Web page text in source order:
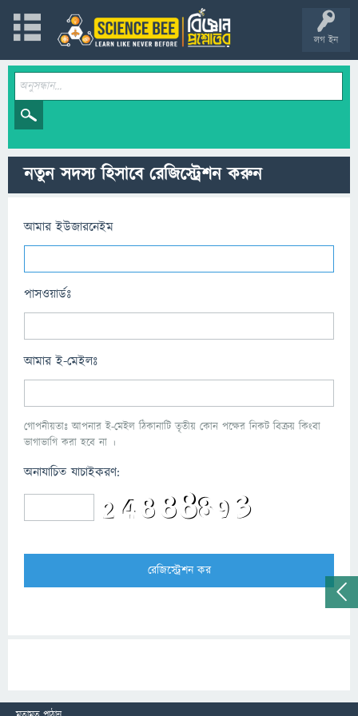
লগ ইন
নতুন সদস্য হিসাবে রেজিস্ট্রেশন করুন
আমার ইউজারনেইম
পাসওয়ার্ডঃ
আমার ই-মেইলঃ
গোপনীয়তাঃ আপনার ই-মেইল ঠিকানাটি তৃতীয় কোন পক্ষের নিকট বিক্রয় কিংবা
ভাগাভাগি করা হবে না ।
অনাযাচিত যাচাইকরণ: